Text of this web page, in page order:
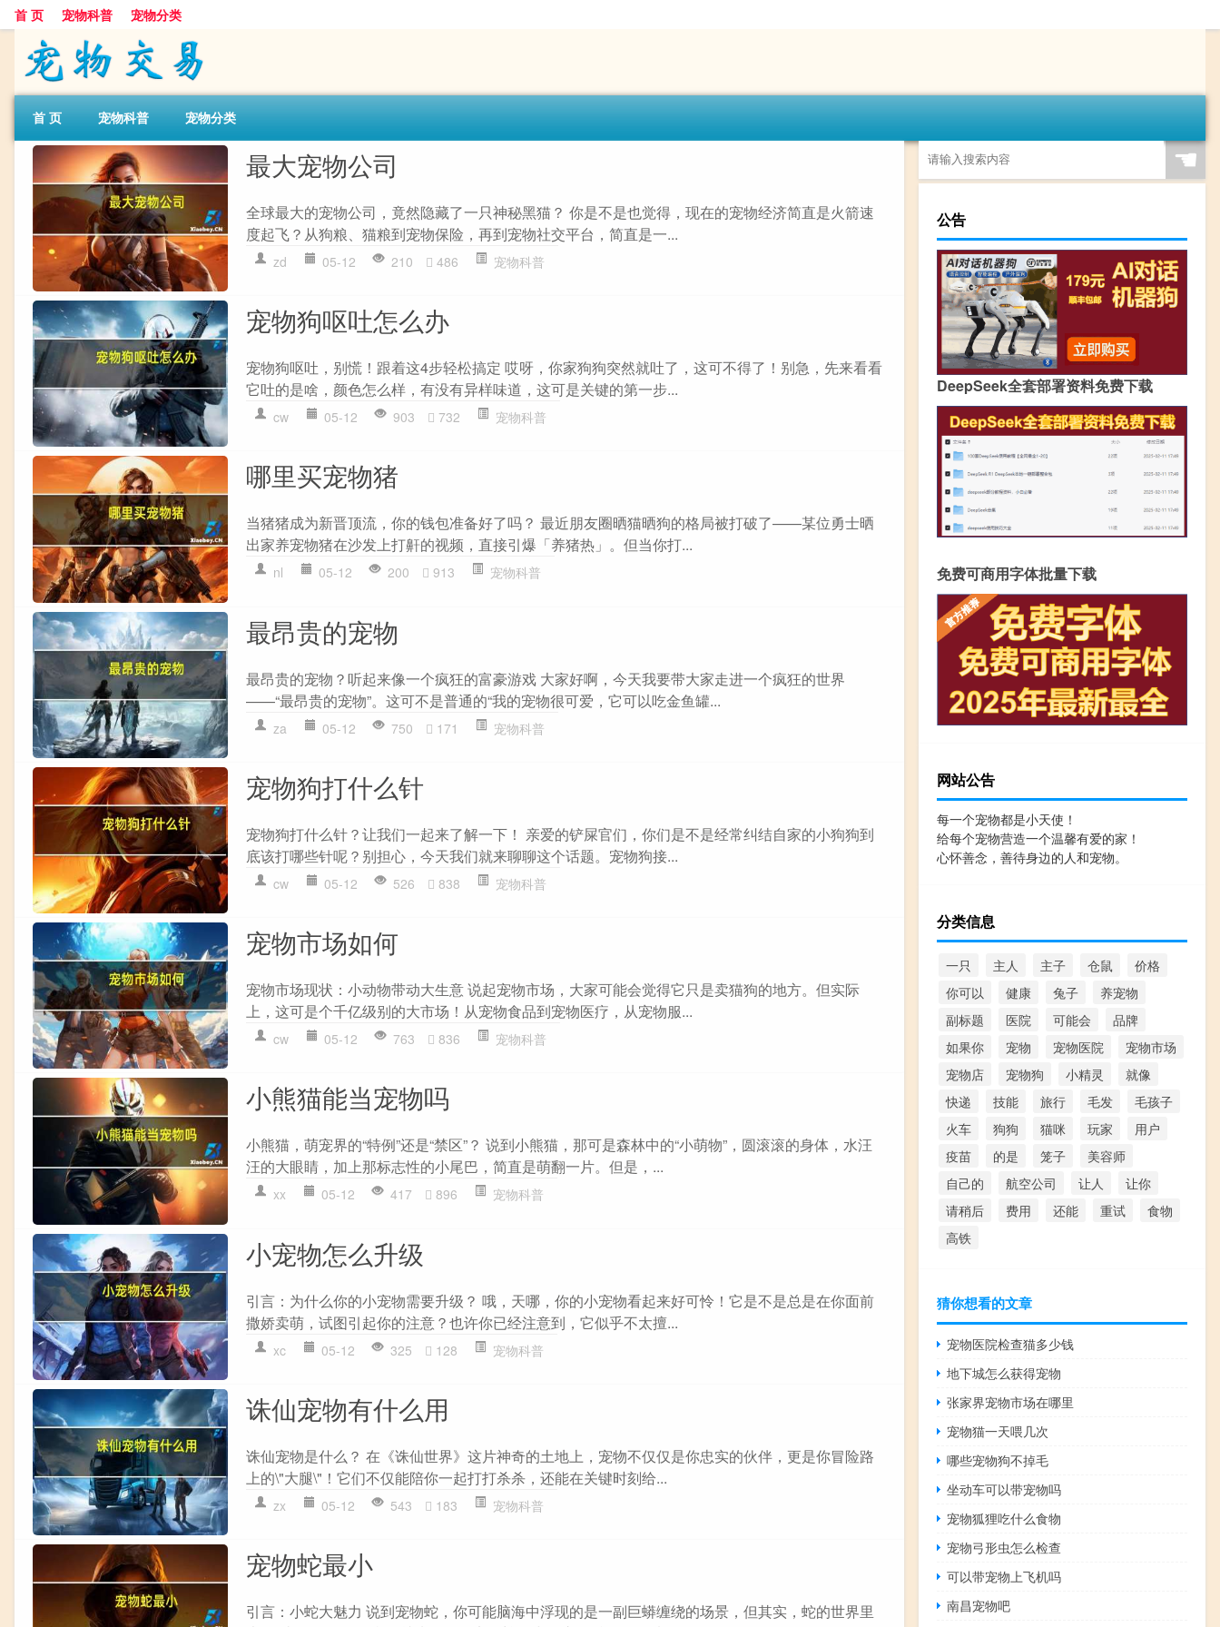
首 页 宠物科普 宠物分类
首 页 宠物科普 宠物分类
最大宠物公司
全球最大的宠物公司，竟然隐藏了一只神秘黑猫？ 你是不是也觉得，现在的宠物经济简直是火箭速
度起飞？从狗粮、猫粮到宠物保险，再到宠物社交平台，简直是一...
zd 05-12 210 486 宠物科普
宠物狗呕吐怎么办
宠物狗呕吐，别慌！跟着这4步轻松搞定 哎呀，你家狗狗突然就吐了，这可不得了！别急，先来看看
它吐的是啥，颜色怎么样，有没有异样味道，这可是关键的第一步...
cw 05-12 903 732 宠物科普
哪里买宠物猪
当猪猪成为新晋顶流，你的钱包准备好了吗？ 最近朋友圈晒猫晒狗的格局被打破了——某位勇士晒
出家养宠物猪在沙发上打鼾的视频，直接引爆「养猪热」。但当你打...
nl 05-12 200 913 宠物科普
最昂贵的宠物
最昂贵的宠物？听起来像一个疯狂的富豪游戏 大家好啊，今天我要带大家走进一个疯狂的世界
——“最昂贵的宠物”。这可不是普通的“我的宠物很可爱，它可以吃金鱼罐...
za 05-12 750 171 宠物科普
宠物狗打什么针
宠物狗打什么针？让我们一起来了解一下！ 亲爱的铲屎官们，你们是不是经常纠结自家的小狗狗到
底该打哪些针呢？别担心，今天我们就来聊聊这个话题。宠物狗接...
cw 05-12 526 838 宠物科普
宠物市场如何
宠物市场现状：小动物带动大生意 说起宠物市场，大家可能会觉得它只是卖猫狗的地方。但实际
上，这可是个千亿级别的大市场！从宠物食品到宠物医疗，从宠物服...
cw 05-12 763 836 宠物科普
小熊猫能当宠物吗
小熊猫，萌宠界的“特例”还是“禁区”？ 说到小熊猫，那可是森林中的“小萌物”，圆滚滚的身体，水汪
汪的大眼睛，加上那标志性的小尾巴，简直是萌翻一片。但是，...
xx 05-12 417 896 宠物科普
小宠物怎么升级
引言：为什么你的小宠物需要升级？ 哦，天哪，你的小宠物看起来好可怜！它是不是总是在你面前
撒娇卖萌，试图引起你的注意？也许你已经注意到，它似乎不太擅...
xc 05-12 325 128 宠物科普
诛仙宠物有什么用
诛仙宠物是什么？ 在《诛仙世界》这片神奇的土地上，宠物不仅仅是你忠实的伙伴，更是你冒险路
上的\"大腿\"！它们不仅能陪你一起打打杀杀，还能在关键时刻给...
zx 05-12 543 183 宠物科普
宠物蛇最小
引言：小蛇大魅力 说到宠物蛇，你可能脑海中浮现的是一副巨蟒缠绕的场景，但其实，蛇的世界里
☚
公告
DeepSeek全套部署资料免费下载
免费可商用字体批量下载
网站公告
每一个宠物都是小天使！
给每个宠物营造一个温馨有爱的家！
心怀善念，善待身边的人和宠物。
分类信息
一只 主人 主子 仓鼠
价格
你可以
健康 兔子
养宠物
副标题
医院 可能会
品牌
如果你
宠物 宠物医院
宠物市场
宠物店
宠物狗 小精灵
就像
快递
技能 旅行 毛发
毛孩子
火车
狗狗 猫咪 玩家
用户
疫苗
的是 笼子
美容师
自己的
航空公司 让人
让你
请稍后
费用 还能 重试
食物
高铁
猜你想看的文章
宠物医院检查猫多少钱
地下城怎么获得宠物
张家界宠物市场在哪里
宠物猫一天喂几次
哪些宠物狗不掉毛
坐动车可以带宠物吗
宠物狐狸吃什么食物
宠物弓形虫怎么检查
可以带宠物上飞机吗
南昌宠物吧